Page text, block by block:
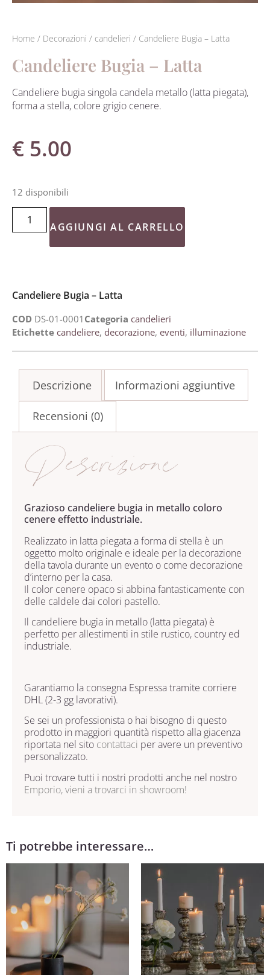
Home / Decorazioni / candelieri / Candeliere Bugia – Latta
Candeliere Bugia – Latta
Candeliere bugia singola candela metallo (latta piegata),
forma a stella, colore grigio cenere.
€ 5.00
12 disponibili
AGGIUNGI AL CARRELLO
Candeliere Bugia – Latta
COD DS-01-0001 Categoria candelieri
Etichette candeliere, decorazione, eventi, illuminazione
Descrizione Informazioni aggiuntive
Recensioni (0)
Descrizione
Grazioso candeliere bugia in metallo coloro
cenere effetto industriale.
Realizzato in latta piegata a forma di stella è un
oggetto molto originale e ideale per la decorazione
della tavola durante un evento o come decorazione
d’interno per la casa.
Il color cenere opaco si abbina fantasticamente con
delle caldele dai colori pastello.
Il candeliere bugia in metallo (latta piegata) è
perfetto per allestimenti in stile rustico, country ed
industriale.
Garantiamo la consegna Espressa tramite corriere
DHL (2-3 gg lavorativi).
Se sei un professionista o hai bisogno di questo
prodotto in maggiori quantità rispetto alla giacenza
riportata nel sito contattaci per avere un preventivo
personalizzato.
Puoi trovare tutti i nostri prodotti anche nel nostro
Emporio, vieni a trovarci in showroom!
Ti potrebbe interessare…